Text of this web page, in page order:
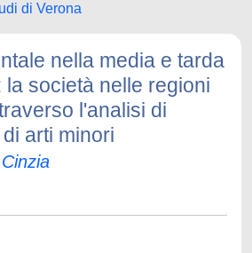
di Verona
nella media e tarda
la società nelle regioni
l'analisi di
arti minori